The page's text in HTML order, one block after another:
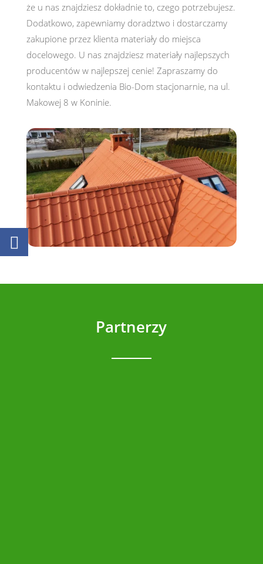
że u nas znajdziesz dokładnie to, czego potrzebujesz.
Dodatkowo, zapewniamy doradztwo i dostarczamy
zakupione przez klienta materiały do miejsca
docelowego. U nas znajdziesz materiały najlepszych
producentów w najlepszej cenie! Zapraszamy do
kontaktu i odwiedzenia Bio-Dom stacjonarnie, na ul.
Makowej 8 w Koninie.
Partnerzy